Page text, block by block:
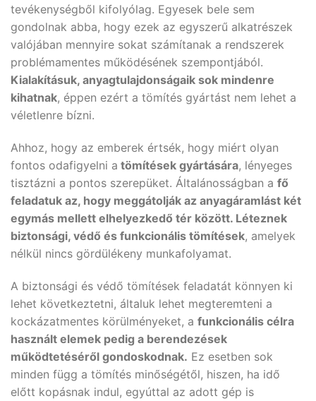
tevékenységből kifolyólag. Egyesek bele sem
gondolnak abba, hogy ezek az egyszerű alkatrészek
valójában mennyire sokat számítanak a rendszerek
problémamentes működésének szempontjából.
Kialakításuk, anyagtulajdonságaik sok mindenre
kihatnak, éppen ezért a tömítés gyártást nem lehet a
véletlenre bízni.
Ahhoz, hogy az emberek értsék, hogy miért olyan
fontos odafigyelni a tömítések gyártására, lényeges
tisztázni a pontos szerepüket. Általánosságban a fő
feladatuk az, hogy meggátolják az anyagáramlást két
egymás mellett elhelyezkedő tér között. Léteznek
biztonsági, védő és funkcionális tömítések, amelyek
nélkül nincs gördülékeny munkafolyamat.
A biztonsági és védő tömítések feladatát könnyen ki
lehet következtetni, általuk lehet megteremteni a
kockázatmentes körülményeket, a funkcionális célra
használt elemek pedig a berendezések
működtetéséről gondoskodnak. Ez esetben sok
minden függ a tömítés minőségétől, hiszen, ha idő
előtt kopásnak indul, egyúttal az adott gép is